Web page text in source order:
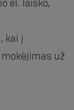
el. laiško,
kai į
už